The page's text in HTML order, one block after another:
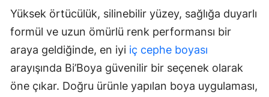
Yüksek örtücülük, silinebilir yüzey, sağlığa duyarlı
formül ve uzun ömürlü renk performansı bir
araya geldiğinde, en iyi iç cephe boyası
arayışında Bi’Boya güvenilir bir seçenek olarak
öne çıkar. Doğru ürünle yapılan boya uygulaması,